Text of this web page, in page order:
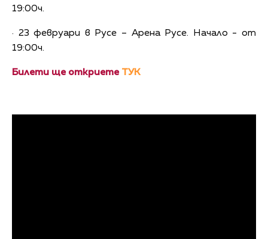
19:00ч.
· 23 февруари в Русе – Арена Русе. Начало - от
19:00ч.
Билети ще откриете ТУК